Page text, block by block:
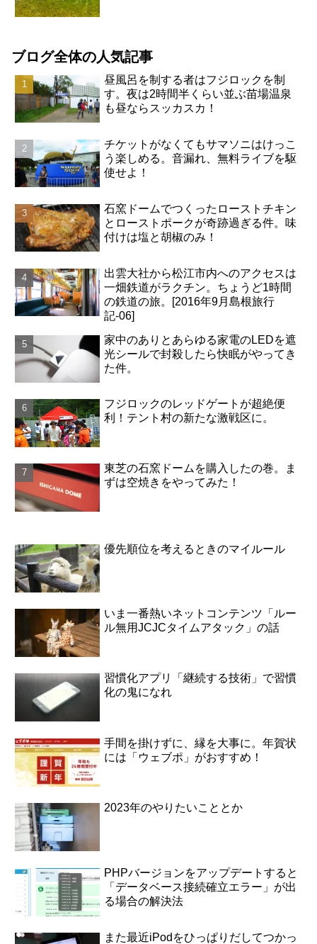
ブログ全体の人気記事
昼風呂を制する者はフジロックを制
す。夜は2時間半くらい並ぶ苗場温泉
も昼ならスッカスカ！
チケットがなくてもサマソニはけっこ
う楽しめる。音漏れ、無料ライブを駆
使せよ！
石窯ドームでつくったローストチキン
とローストポークが奇跡過ぎる件。味
付けは塩と胡椒のみ！
出雲大社から松江市内へのアクセスは
一畑鉄道がラクチン。ちょうど1時間
の鉄道の旅。[2016年9月島根旅行
記-06]
家中のありとあらゆる家電のLEDを遮
光シールで封殺したら快眠がやってき
た件。
フジロックのレッドゲートが超絶便
利！テント村の新たな激戦区に。
東芝の石窯ドームを購入したの巻。ま
ずは空焼きをやってみた！
優先順位を考えるときのマイルール
いま一番熱いネットコンテンツ「ルー
ル無用JCJCタイムアタック」の話
習慣化アプリ「継続する技術」で習慣
化の鬼になれ
手間を掛けずに、縁を大事に。年賀状
には「ウェブポ」がおすすめ！
2023年のやりたいこととか
PHPバージョンをアップデートすると
「データベース接続確立エラー」が出
る場合の解決法
また最近iPodをひっぱりだしてつかっ